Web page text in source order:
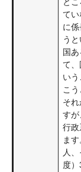
と
て
に
う
国
て
い
こう
そ
すが
行政
ま
人
度